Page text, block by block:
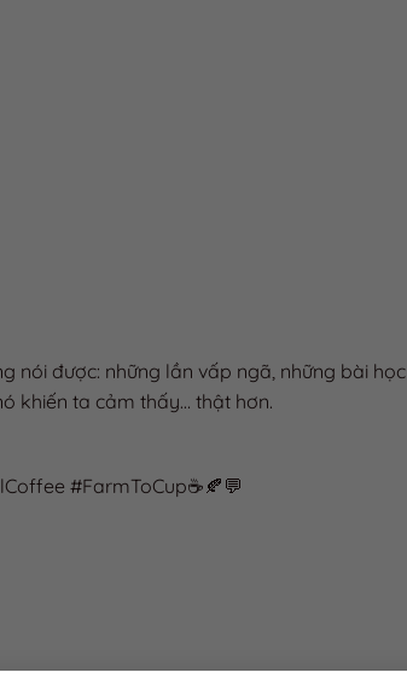
nói được: những lần vấp ngã, những bài học
khiến ta cảm thấy… thật hơn.
#FarmToCup☕🍂💬